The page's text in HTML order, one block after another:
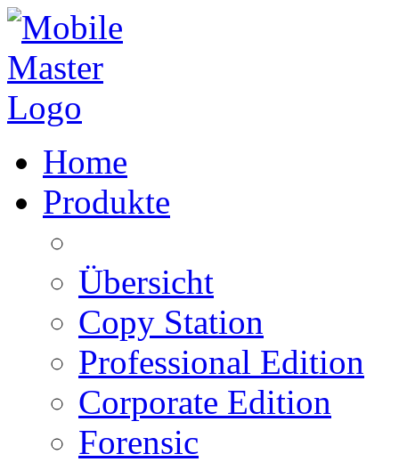
Home
Produkte
Übersicht
Copy Station
Professional Edition
Corporate Edition
Forensic